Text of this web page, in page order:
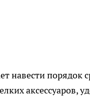
навести порядок
аксессуаров,